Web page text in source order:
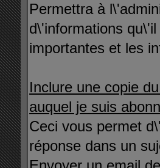
Permettra à
d\'informations
importantes et les
Inclure une copie
auquel je suis
Ceci vous permet
réponse dans un